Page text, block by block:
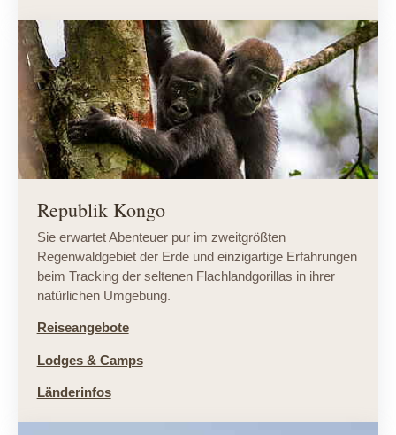
Republik Kongo
Sie erwartet Abenteuer pur im zweitgrößten
Regenwaldgebiet der Erde und einzigartige Erfahrungen
beim Tracking der seltenen Flachlandgorillas in ihrer
natürlichen Umgebung.
Reiseangebote
Lodges & Camps
Länderinfos